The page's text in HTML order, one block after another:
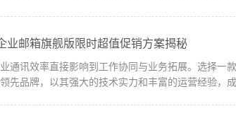
业邮箱旗舰版限时超值促销方案揭秘
通讯效率直接影响到工作协同与业务拓展。选择一
先品牌，以其强大的技术实力和丰富的运营经验，